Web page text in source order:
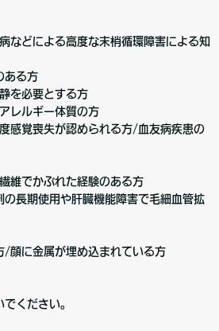
などによる高度な末梢循環障害による知
のある方
を必要とする方
レルギー体質の方
感覚喪失が認められる方/血友病疾患の
維でかぶれた経験のある方
長期使用や肝臓機能障害で毛細血管拡
顔に金属が埋め込まれている方
ください。